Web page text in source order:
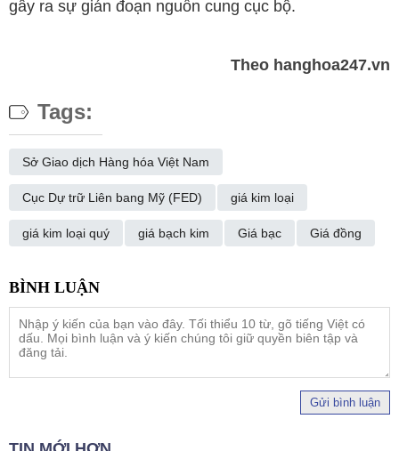
gây ra sự gián đoạn nguồn cung cục bộ.
Theo hanghoa247.vn
Tags:
Sở Giao dịch Hàng hóa Việt Nam
Cục Dự trữ Liên bang Mỹ (FED) giá kim loại
giá kim loại quý giá bạch kim Giá bạc Giá đồng
Gửi bình luận